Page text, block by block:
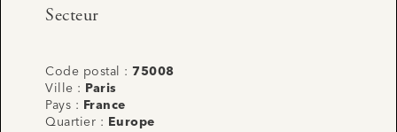
Secteur
Code postal : 75008
Ville :
Paris
Pays :
France
Quartier :
Europe